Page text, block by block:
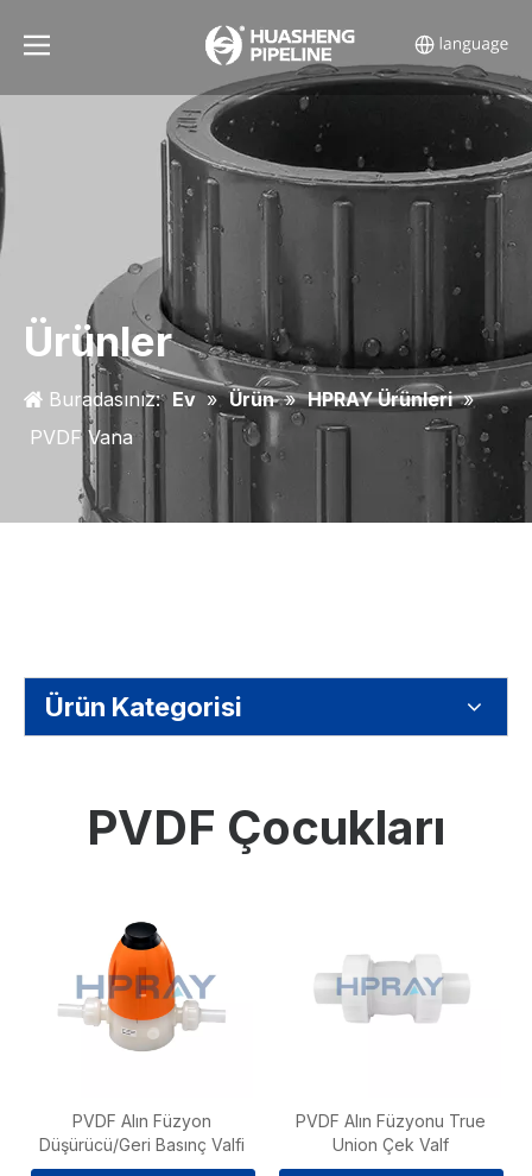
Ürünler
Buradasınız: Ev » Ürün » HPRAY Ürünleri »
PVDF Vana
Ürün Kategorisi
PVDF Çocukları
PVDF Alın Füzyon
Düşürücü/Geri Basınç Valfi
PVDF Alın Füzyonu True
Union Çek Valf